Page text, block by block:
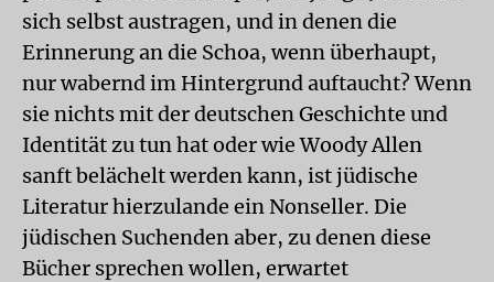
sich selbst austragen, und in denen die
Erinnerung an die Schoa, wenn überhaupt,
nur wabernd im Hintergrund auftaucht? Wenn
sie nichts mit der deutschen Geschichte und
Identität zu tun hat oder wie Woody Allen
sanft belächelt werden kann, ist jüdische
Literatur hierzulande ein Nonseller. Die
jüdischen Suchenden aber, zu denen diese
Bücher sprechen wollen, erwartet